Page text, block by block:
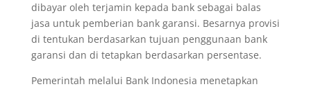
dibayar oleh terjamin kepada bank sebagai balas
jasa untuk pemberian bank garansi. Besarnya provisi
di tentukan berdasarkan tujuan penggunaan bank
garansi dan di tetapkan berdasarkan persentase.
Pemerintah melalui Bank Indonesia menetapkan